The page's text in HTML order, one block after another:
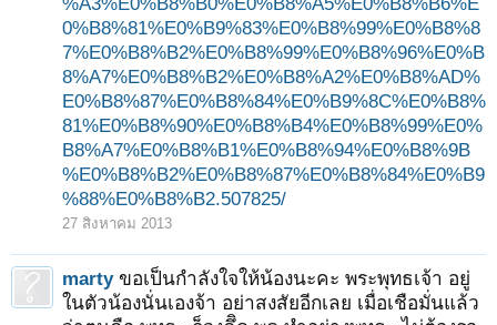
0%B8%81%E0%B9%83%E0%B8%99%E0%B8%8
7%E0%B8%B2%E0%B8%99%E0%B8%96%E0%B
8%A7%E0%B8%B2%E0%B8%A2%E0%B8%AD%
E0%B8%87%E0%B8%84%E0%B9%8C%E0%B8%
81%E0%B8%90%E0%B8%B4%E0%B8%99%E0%
B8%A7%E0%B8%B1%E0%B8%94%E0%B8%9B
%E0%B8%B2%E0%B8%87%E0%B8%84%E0%B9
%88%E0%B8%B2.507825/
27 สิงหาคม 2013
marty ขอเป็นกำลังใจให้น้องนะคะ พระพุทธเจ้า อยู่
ในตัวน้องนั่นเองจ้า อย่าสงสัยอีกเลย เมื่อเชือมั่นแล้ว